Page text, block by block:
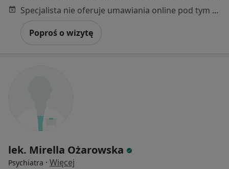
Specjalista nie oferuje umawiania online pod tym adresem.
Poproś o wizytę
lek. Mirella Ożarowska
Psychiatra · Więcej